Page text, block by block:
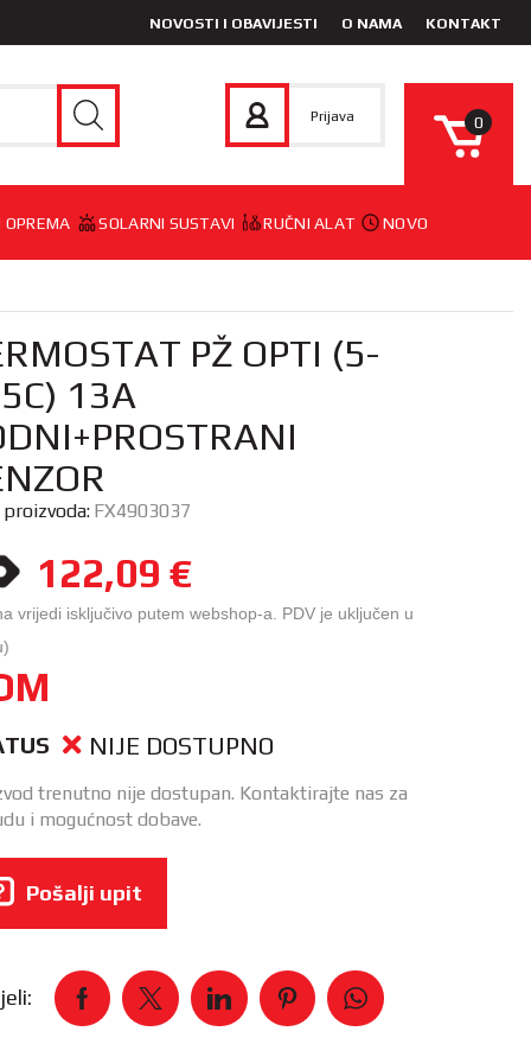
NOVOSTI I OBAVIJESTI O NAMA KONTAKT
Prijava 0
OPREMA SOLARNI SUSTAVI RUČNI ALAT NOVO
PŽ OPTI (5-
13A
FX4903037
122,09 €
vrijedi isključivo putem webshop-a. PDV je uključen u
NIJE DOSTUPNO
trenutno nije dostupan. Kontaktirajte nas za
i mogućnost dobave.
Pošalji upit